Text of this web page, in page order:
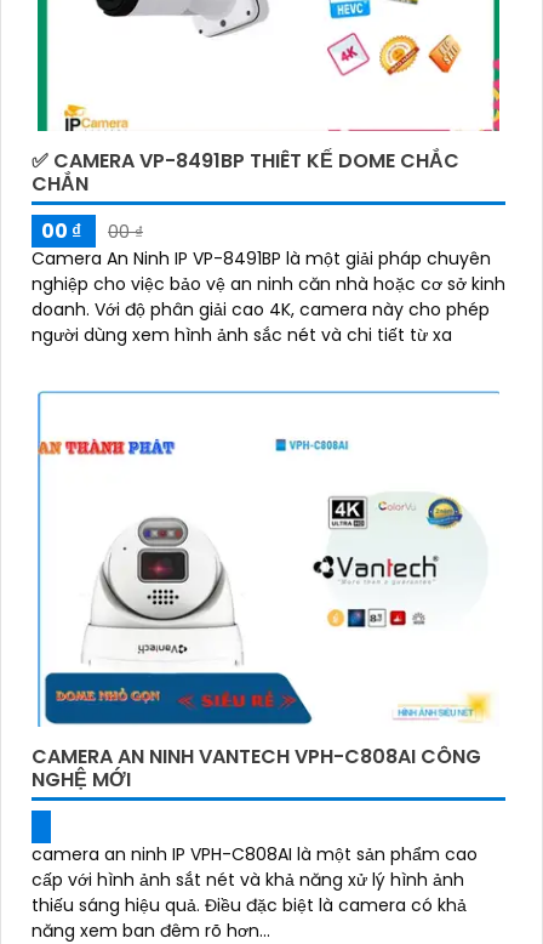
✅ CAMERA VP-8491BP THIÊT KẾ DOME CHẮC
CHẮN
00 ₫
00 ₫
Camera An Ninh IP VP-8491BP là một giải pháp chuyên
nghiệp cho việc bảo vệ an ninh căn nhà hoặc cơ sở kinh
doanh. Với độ phân giải cao 4K, camera này cho phép
người dùng xem hình ảnh sắc nét và chi tiết từ xa
CAMERA AN NINH VANTECH VPH-C808AI CÔNG
NGHỆ MỚI
camera an ninh IP VPH-C808AI là một sản phẩm cao
cấp với hình ảnh sắt nét và khả năng xử lý hình ảnh
thiếu sáng hiệu quả. Điều đặc biệt là camera có khả
năng xem ban đêm rõ hơn...